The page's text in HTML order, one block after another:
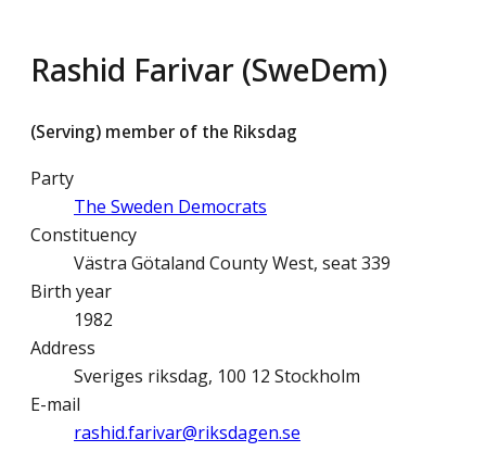
Rashid Farivar (SweDem)
(Serving) member of the Riksdag
Party
The Sweden Democrats
Constituency
Västra Götaland County West, seat 339
Birth year
1982
Address
Sveriges riksdag, 100 12 Stockholm
E-mail
rashid.farivar@­riksdagen.se